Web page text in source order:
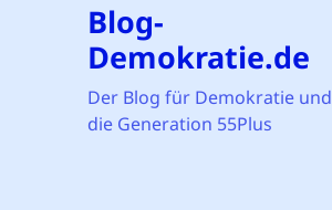
Blog-
Demokratie.de
Der Blog für Demokratie und
die Generation 55Plus